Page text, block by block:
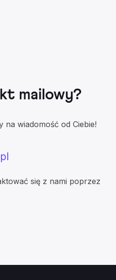
mailowy?
na wiadomość od Ciebie!
się z nami poprzez